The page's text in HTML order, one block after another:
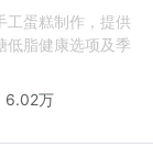
工蛋糕制作，提供
低脂健康选项及季
6.02万